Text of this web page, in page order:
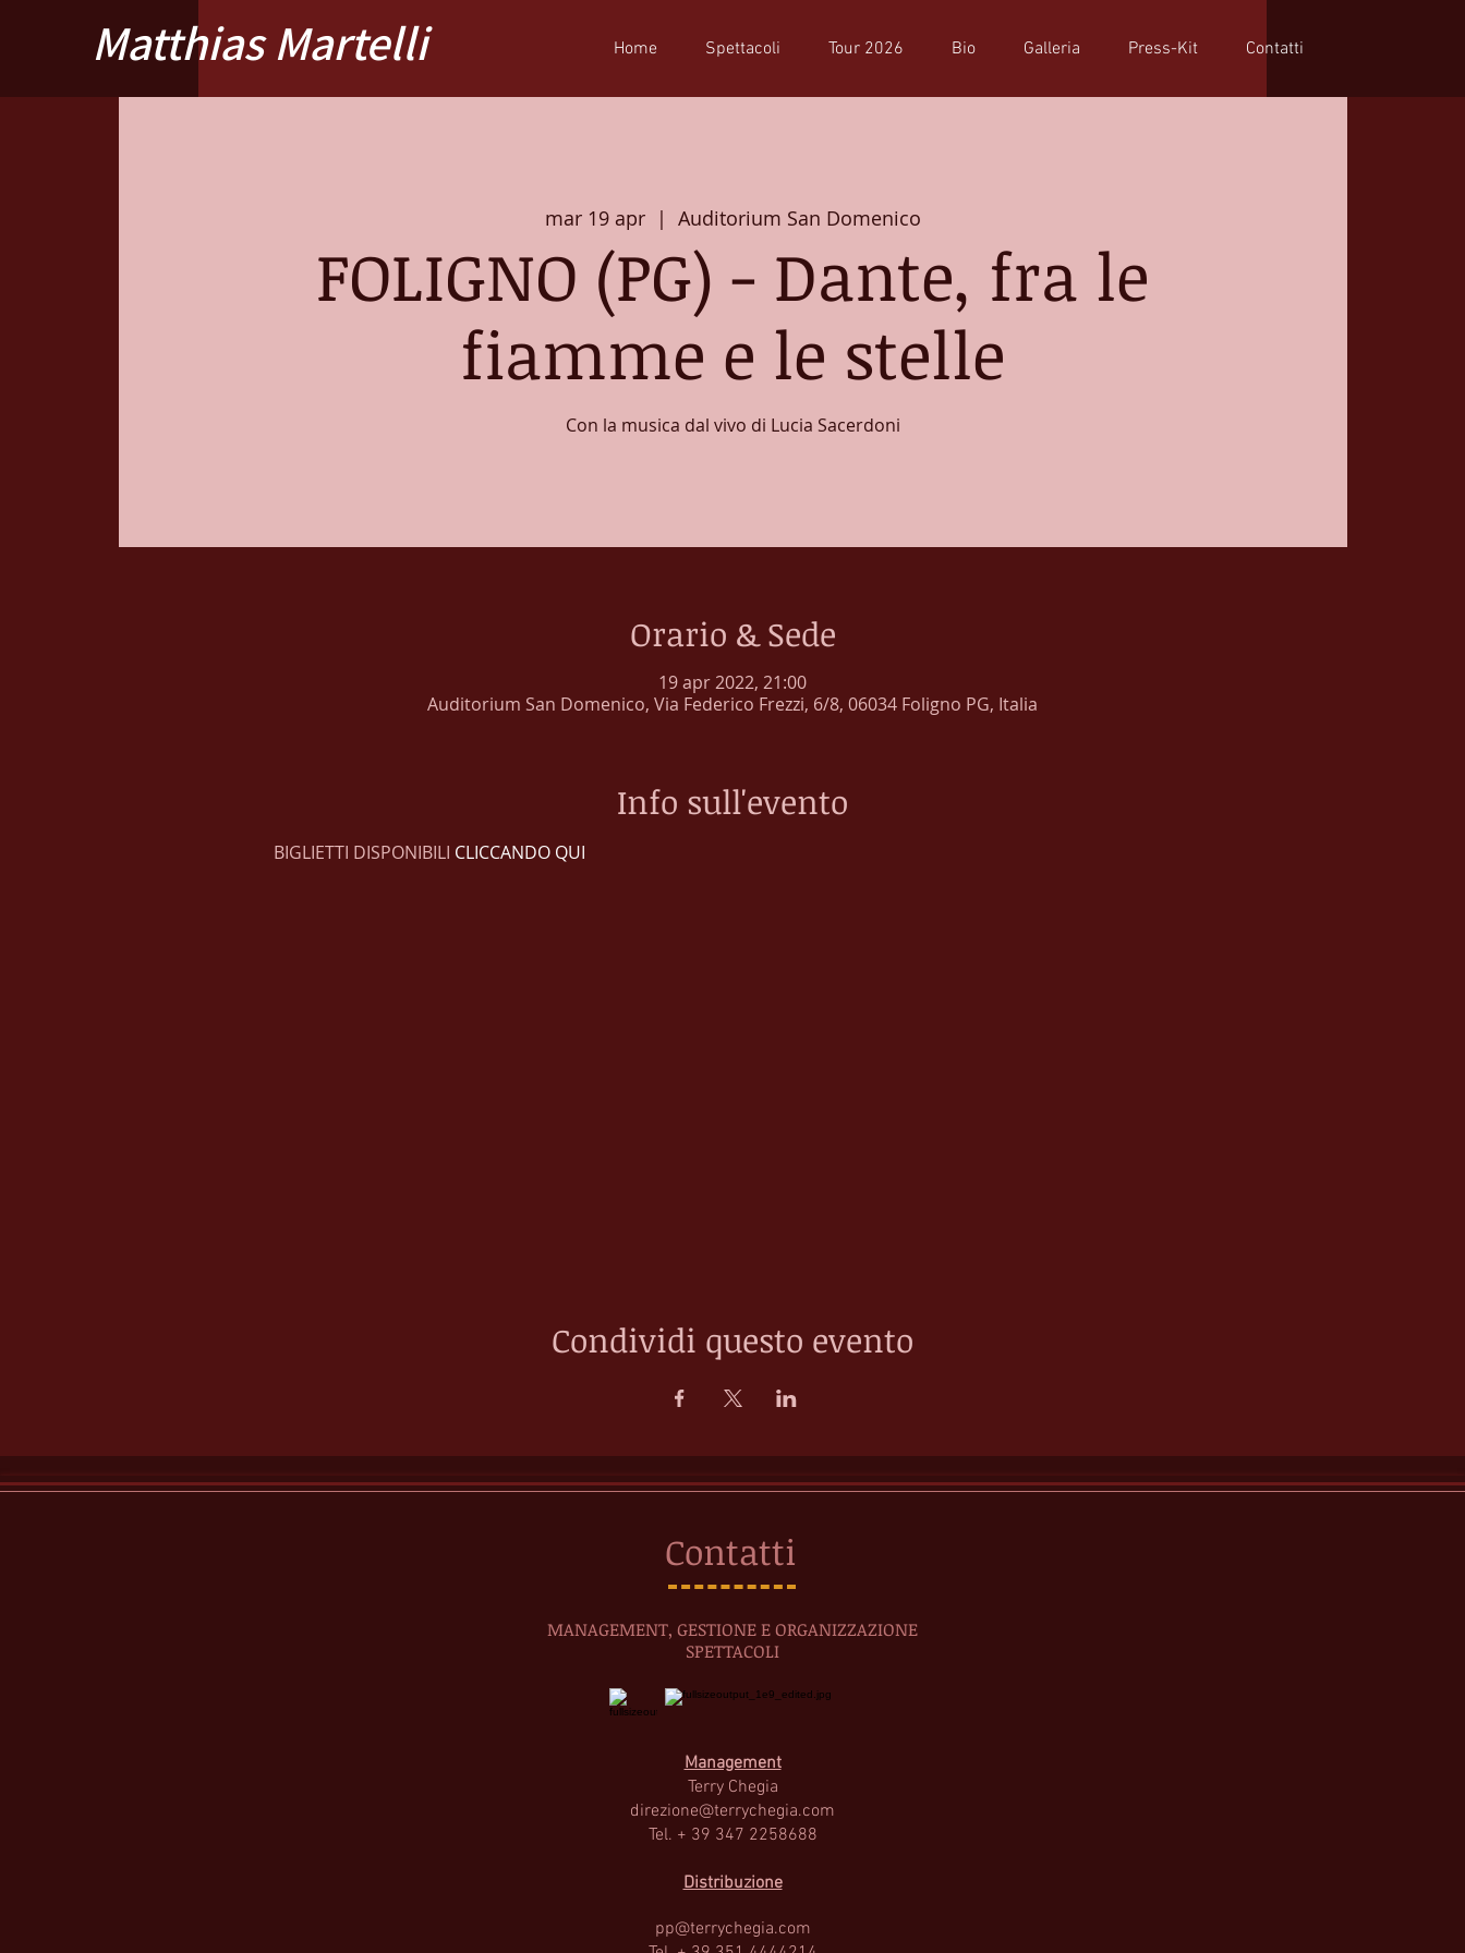
Matthias Martelli Home Spettacoli Tour 2026 Bio Galleria Press-Kit Contatti
mar 19 apr
  |
Auditorium San Domenico
FOLIGNO (PG) - Dante, fra le
fiamme e le stelle
Con la musica dal vivo di Lucia Sacerdoni
Orario & Sede
19 apr 2022, 21:00
Auditorium San Domenico, Via Federico Frezzi, 6/8, 06034 Foligno PG, Italia
Info sull'evento
BIGLIETTI DISPONIBILI CLICCANDO QUI
Condividi questo evento
MANAGEMENT, GESTIONE E ORGANIZZAZIONE
SPETTACOLI
Management
Terry Chegia
direzione@terrychegia.com
Tel. + 39 347 2258688
Distribuzione
pp@terrychegia.com
Contatti